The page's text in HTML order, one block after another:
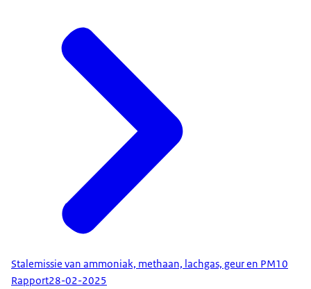
Stalemissie van ammoniak, methaan, lachgas, geur en PM10
Rapport28-02-2025